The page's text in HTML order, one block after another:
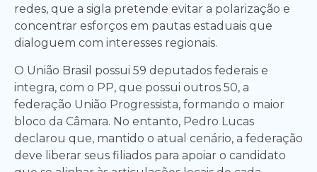
redes, que a sigla pretende evitar a polarização e
concentrar esforços em pautas estaduais que
dialoguem com interesses regionais.
O União Brasil possui 59 deputados federais e
integra, com o PP, que possui outros 50, a
federação União Progressista, formando o maior
bloco da Câmara. No entanto, Pedro Lucas
declarou que, mantido o atual cenário, a federação
deve liberar seus filiados para apoiar o candidato